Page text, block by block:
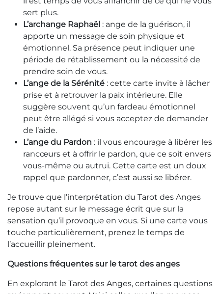
sert plus.
L’archange Raphaël : ange de la guérison, il
apporte un message de soin physique et
émotionnel. Sa présence peut indiquer une
période de rétablissement ou la nécessité de
prendre soin de vous.
L’ange de la Sérénité : cette carte invite à lâcher
prise et à retrouver la paix intérieure. Elle
suggère souvent qu’un fardeau émotionnel
peut être allégé si vous acceptez de demander
de l’aide.
L’ange du Pardon : il vous encourage à libérer les
rancœurs et à offrir le pardon, que ce soit envers
vous-même ou autrui. Cette carte est un doux
rappel que pardonner, c’est aussi se libérer.
Je trouve que l’interprétation du Tarot des Anges
repose autant sur le message écrit que sur la
sensation qu’il provoque en vous. Si une carte vous
touche particulièrement, prenez le temps de
l’accueillir pleinement.
Questions fréquentes sur le tarot des anges
En explorant le Tarot des Anges, certaines questions